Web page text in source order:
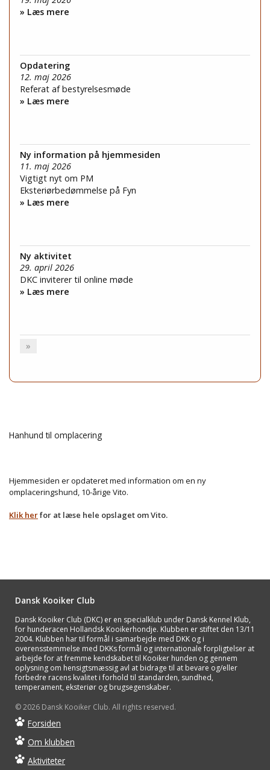
» Læs mere
Opdatering
12. maj 2026
Referat af bestyrelsesmøde
» Læs mere
Ny information på hjemmesiden
11. maj 2026
Vigtigt nyt om PM
Eksteriørbedømmelse på Fyn
» Læs mere
Ny aktivitet
29. april 2026
DKC inviterer til online møde
» Læs mere
»
Hanhund til omplacering
Hjemmesiden er opdateret med information om en ny
omplaceringshund, 10-årige Vito.
Klik herfor at læse hele opslaget om Vito.
Dansk Kooiker Club
Dansk Kooiker Club (DKC) er en specialklub under Dansk Kennel Klub,
for hunderacen Hollandsk Kooikerhondje. Klubben er stiftet den 13/11
2004. Klubben har til formål i samarbejde med DKK og i
overensstemmelse med DKKs formål og internationale forpligtelser at
arbejde for at fremme kendskabet til Kooiker hunden og gennem
oplysning om hensigtsmæssig avl at bidrage til at bevare og/eller
forbedre racens kvalitet i forhold til standarden, sundhed,
temperament, eksteriør og brugsegenskaber.
© 2026 Dansk Kooiker Club. All rights reserved.
Forsiden
Om klubben
Aktiviteter